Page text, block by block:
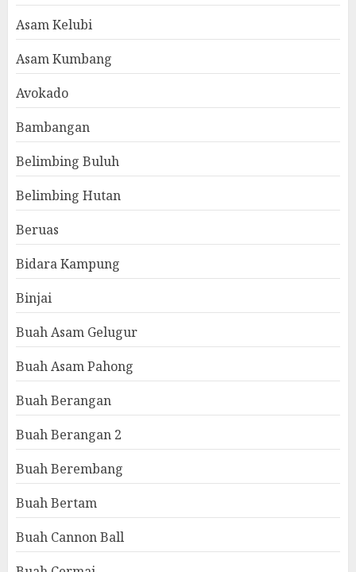
Asam Kelubi
Asam Kumbang
Avokado
Bambangan
Belimbing Buluh
Belimbing Hutan
Beruas
Bidara Kampung
Binjai
Buah Asam Gelugur
Buah Asam Pahong
Buah Berangan
Buah Berangan 2
Buah Berembang
Buah Bertam
Buah Cannon Ball